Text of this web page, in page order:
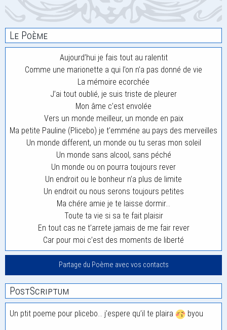
Le Poème
Aujourd’hui je fais tout au ralentit
Comme une marionette a qui l’on n’a pas donné de vie
La mémoire ecorchée
J’ai tout oublié, je suis triste de pleurer
Mon âme c’est envolée
Vers un monde meilleur, un monde en paix
Ma petite Pauline (Plicebo) je t’emméne au pays des merveilles
Un monde different, un monde ou tu seras mon soleil
Un monde sans alcool, sans péché
Un monde ou on pourra toujours rever
Un endroit ou le bonheur n’a plus de limite
Un endroit ou nous serons toujours petites
Ma chére amie je te laisse dormir…
Toute ta vie si sa te fait plaisir
En tout cas ne t’arrete jamais de me fair rever
Car pour moi c’est des moments de liberté
Partage du Poème avec vos contacts
PostScriptum
Un ptit poeme pour plicebo… j’espere qu’il te plaira byou